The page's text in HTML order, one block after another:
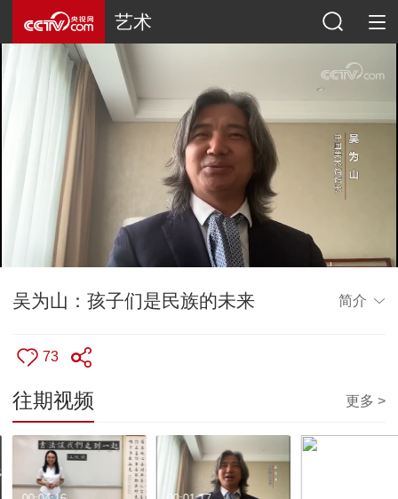
艺术
吴为山：孩子们是民族的未来 简介
73
往期视频 更多 >